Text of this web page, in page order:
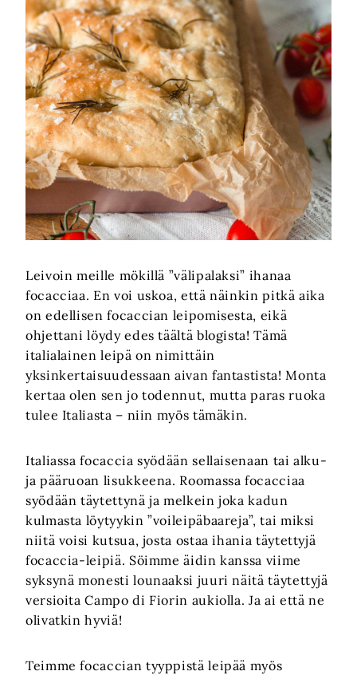
Leivoin meille mökillä ”välipalaksi” ihanaa
focacciaa. En voi uskoa, että näinkin pitkä aika
on edellisen focaccian leipomisesta, eikä
ohjettani löydy edes täältä blogista! Tämä
italialainen leipä on nimittäin
yksinkertaisuudessaan aivan fantastista! Monta
kertaa olen sen jo todennut, mutta paras ruoka
tulee Italiasta – niin myös tämäkin.
Italiassa focaccia syödään sellaisenaan tai alku-
ja pääruoan lisukkeena. Roomassa focacciaa
syödään täytettynä ja melkein joka kadun
kulmasta löytyykin ”voileipäbaareja”, tai miksi
niitä voisi kutsua, josta ostaa ihania täytettyjä
focaccia-leipiä. Söimme äidin kanssa viime
syksynä monesti lounaaksi juuri näitä täytettyjä
versioita Campo di Fiorin aukiolla. Ja ai että ne
olivatkin hyviä!
Teimme focaccian tyyppistä leipää myös